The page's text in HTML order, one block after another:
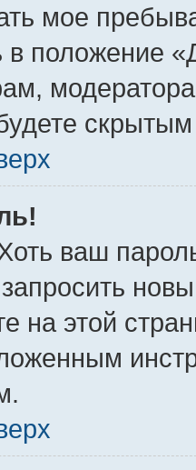
мое
в положение
ваш
на этой